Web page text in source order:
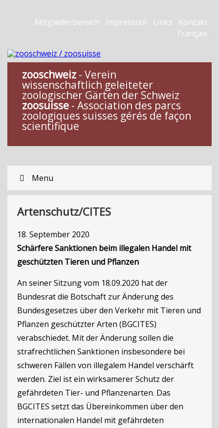
Mitgliederbereich Impressum Links
Kontakt
Français
zooschweiz - Verein
wissenschaftlich geleiteter
zoologischer Gärten der Schweiz
zoosuisse - Association des parcs
zoologiques suisses gérés de façon
scientifique
Menu
Artenschutz/CITES
18. September 2020
Schärfere Sanktionen beim illegalen Handel mit
geschützten Tieren und Pflanzen
An seiner Sitzung vom 18.09.2020 hat der
Bundesrat die Botschaft zur Änderung des
Bundesgesetzes über den Verkehr mit Tieren und
Pflanzen geschützter Arten (BGCITES)
verabschiedet. Mit der Änderung sollen die
strafrechtlichen Sanktionen insbesondere bei
schweren Fällen von illegalem Handel verschärft
werden. Ziel ist ein wirksamerer Schutz der
gefährdeten Tier- und Pflanzenarten. Das
BGCITES setzt das Übereinkommen über den
internationalen Handel mit gefährdeten